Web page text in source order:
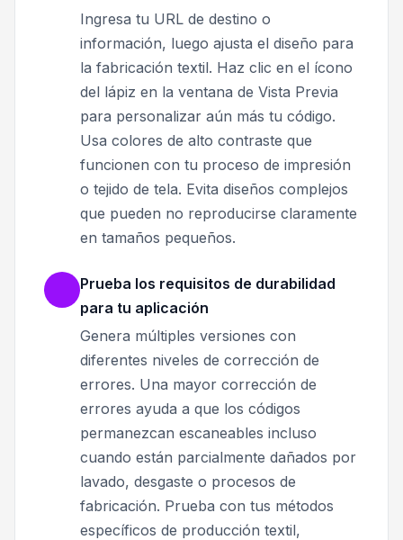
Ingresa tu URL de destino o
información, luego ajusta el diseño para
la fabricación textil. Haz clic en el ícono
del lápiz en la ventana de Vista Previa
para personalizar aún más tu código.
Usa colores de alto contraste que
funcionen con tu proceso de impresión
o tejido de tela. Evita diseños complejos
que pueden no reproducirse claramente
en tamaños pequeños.
Prueba los requisitos de durabilidad
para tu aplicación
Genera múltiples versiones con
diferentes niveles de corrección de
errores. Una mayor corrección de
errores ayuda a que los códigos
permanezcan escaneables incluso
cuando están parcialmente dañados por
lavado, desgaste o procesos de
fabricación. Prueba con tus métodos
específicos de producción textil,